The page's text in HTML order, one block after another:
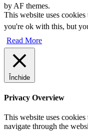
by AF themes.
This website uses
you're ok with this, but
Read More
Închide
Privacy Overview
This website uses
navigate through the